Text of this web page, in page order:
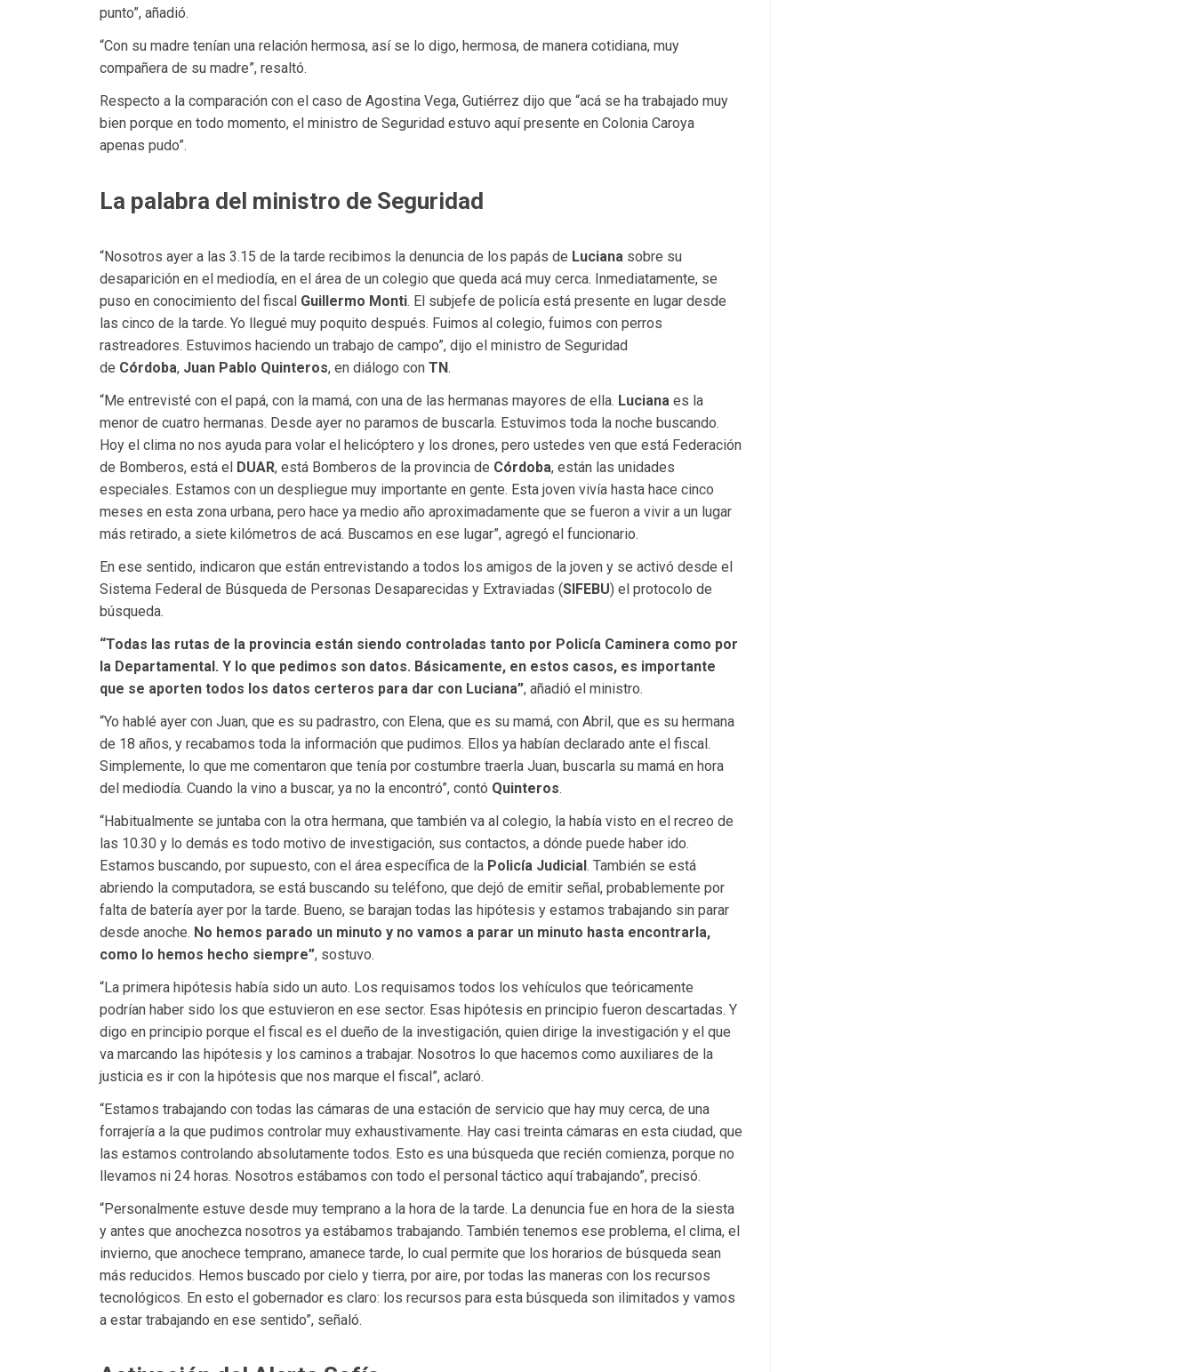
punto”, añadió.
“Con su madre tenían una relación hermosa, así se lo digo, hermosa, de manera cotidiana, muy
compañera de su madre”, resaltó.
Respecto a la comparación con el caso de Agostina Vega, Gutiérrez dijo que “acá se ha trabajado muy
bien porque en todo momento, el ministro de Seguridad estuvo aquí presente en Colonia Caroya
apenas pudo”.
La palabra del ministro de Seguridad
“Nosotros ayer a las 3.15 de la tarde recibimos la denuncia de los papás de Luciana sobre su
desaparición en el mediodía, en el área de un colegio que queda acá muy cerca. Inmediatamente, se
puso en conocimiento del fiscal Guillermo Monti. El subjefe de policía está presente en lugar desde
las cinco de la tarde. Yo llegué muy poquito después. Fuimos al colegio, fuimos con perros
rastreadores. Estuvimos haciendo un trabajo de campo”, dijo el ministro de Seguridad
de Córdoba, Juan Pablo Quinteros, en diálogo con TN.
“Me entrevisté con el papá, con la mamá, con una de las hermanas mayores de ella. Luciana es la
menor de cuatro hermanas. Desde ayer no paramos de buscarla. Estuvimos toda la noche buscando.
Hoy el clima no nos ayuda para volar el helicóptero y los drones, pero ustedes ven que está Federación
de Bomberos, está el DUAR, está Bomberos de la provincia de Córdoba, están las unidades
especiales. Estamos con un despliegue muy importante en gente. Esta joven vivía hasta hace cinco
meses en esta zona urbana, pero hace ya medio año aproximadamente que se fueron a vivir a un lugar
más retirado, a siete kilómetros de acá. Buscamos en ese lugar”, agregó el funcionario.
En ese sentido, indicaron que están entrevistando a todos los amigos de la joven y se activó desde el
Sistema Federal de Búsqueda de Personas Desaparecidas y Extraviadas (SIFEBU) el protocolo de
búsqueda.
“Todas las rutas de la provincia están siendo controladas tanto por Policía Caminera como por
la Departamental. Y lo que pedimos son datos. Básicamente, en estos casos, es importante
que se aporten todos los datos certeros para dar con Luciana”, añadió el ministro.
“Yo hablé ayer con Juan, que es su padrastro, con Elena, que es su mamá, con Abril, que es su hermana
de 18 años, y recabamos toda la información que pudimos. Ellos ya habían declarado ante el fiscal.
Simplemente, lo que me comentaron que tenía por costumbre traerla Juan, buscarla su mamá en hora
del mediodía. Cuando la vino a buscar, ya no la encontró”, contó Quinteros.
“Habitualmente se juntaba con la otra hermana, que también va al colegio, la había visto en el recreo de
las 10.30 y lo demás es todo motivo de investigación, sus contactos, a dónde puede haber ido.
Estamos buscando, por supuesto, con el área específica de la Policía Judicial. También se está
abriendo la computadora, se está buscando su teléfono, que dejó de emitir señal, probablemente por
falta de batería ayer por la tarde. Bueno, se barajan todas las hipótesis y estamos trabajando sin parar
desde anoche. No hemos parado un minuto y no vamos a parar un minuto hasta encontrarla,
como lo hemos hecho siempre”, sostuvo.
“La primera hipótesis había sido un auto. Los requisamos todos los vehículos que teóricamente
podrían haber sido los que estuvieron en ese sector. Esas hipótesis en principio fueron descartadas. Y
digo en principio porque el fiscal es el dueño de la investigación, quien dirige la investigación y el que
va marcando las hipótesis y los caminos a trabajar. Nosotros lo que hacemos como auxiliares de la
justicia es ir con la hipótesis que nos marque el fiscal”, aclaró.
“Estamos trabajando con todas las cámaras de una estación de servicio que hay muy cerca, de una
forrajería a la que pudimos controlar muy exhaustivamente. Hay casi treinta cámaras en esta ciudad, que
las estamos controlando absolutamente todos. Esto es una búsqueda que recién comienza, porque no
llevamos ni 24 horas. Nosotros estábamos con todo el personal táctico aquí trabajando”, precisó.
“Personalmente estuve desde muy temprano a la hora de la tarde. La denuncia fue en hora de la siesta
y antes que anochezca nosotros ya estábamos trabajando. También tenemos ese problema, el clima, el
invierno, que anochece temprano, amanece tarde, lo cual permite que los horarios de búsqueda sean
más reducidos. Hemos buscado por cielo y tierra, por aire, por todas las maneras con los recursos
tecnológicos. En esto el gobernador es claro: los recursos para esta búsqueda son ilimitados y vamos
a estar trabajando en ese sentido”, señaló.